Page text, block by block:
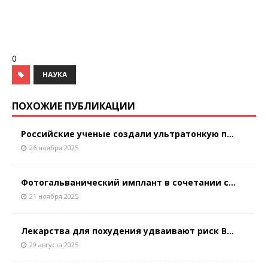
0
НАУКА
ПОХОЖИЕ ПУБЛИКАЦИИ
Российские ученые создали ультратонкую п...
26 ноября 2025
Фотогальванический имплант в сочетании с...
21 ноября 2025
Лекарства для похудения удваивают риск В...
29 августа 2025